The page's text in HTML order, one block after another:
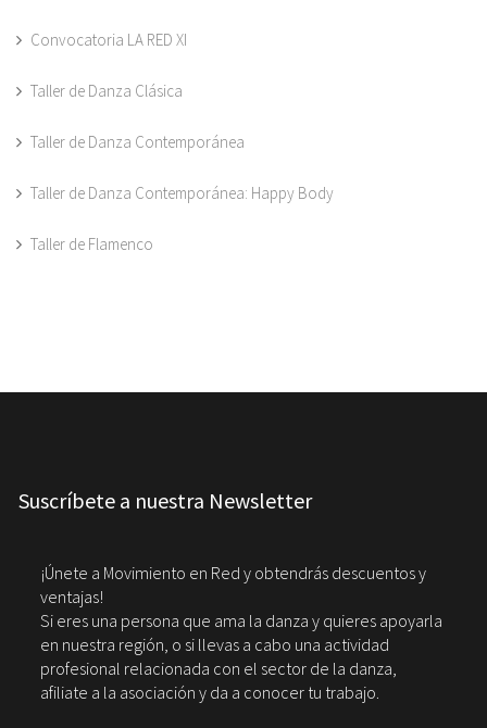
Convocatoria LA RED XI
Taller de Danza Clásica
Taller de Danza Contemporánea
Taller de Danza Contemporánea: Happy Body
Taller de Flamenco
Suscríbete a nuestra Newsletter
¡Únete a Movimiento en Red y obtendrás descuentos y
ventajas!
Si eres una persona que ama la danza y quieres apoyarla
en nuestra región, o si llevas a cabo una actividad
profesional relacionada con el sector de la danza,
afiliate a la asociación y da a conocer tu trabajo.